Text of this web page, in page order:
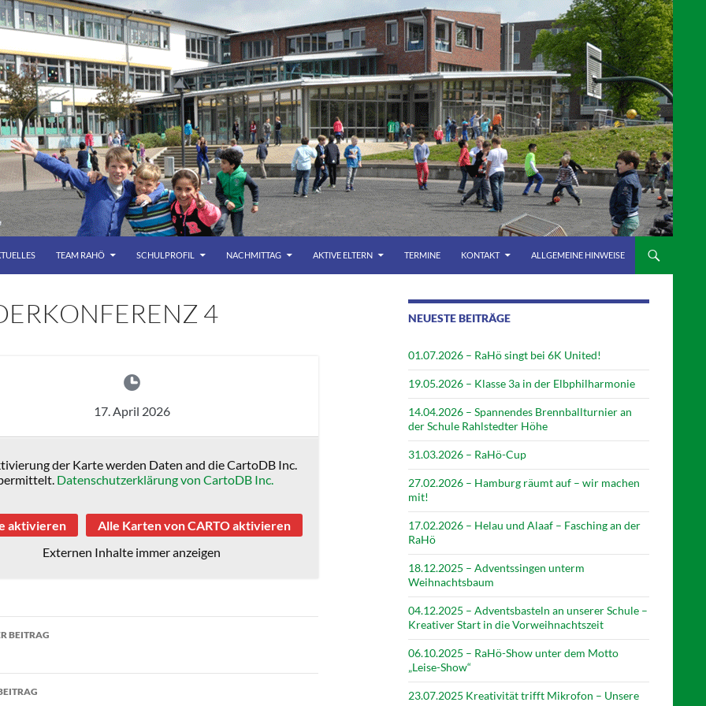
TEAM RAHÖ SCHULPROFIL NACHMITTAG AKTIVE ELTERN TERMINE KONTAKT ALLGEMEINE HINWEISE
4
17. April 2026
der Karte werden Daten and die CartoDB Inc.
Datenschutzerklärung von CartoDB Inc.
aktivieren
Alle Karten von CARTO aktivieren
Externen Inhalte immer anzeigen
BEITRAG
NEUESTE BEITRÄGE
01.07.2026 – RaHö singt bei 6K United!
19.05.2026 – Klasse 3a in der Elbphilharmonie
14.04.2026 – Spannendes Brennballturnier an
der Schule Rahlstedter Höhe
31.03.2026 – RaHö-Cup
27.02.2026 – Hamburg räumt auf – wir machen
mit!
17.02.2026 – Helau und Alaaf – Fasching an der
RaHö
18.12.2025 – Adventssingen unterm
Weihnachtsbaum
04.12.2025 – Adventsbasteln an unserer Schule –
Kreativer Start in die Vorweihnachtszeit
06.10.2025 – RaHö-Show unter dem Motto
„Leise-Show“
23.07.2025 Kreativität trifft Mikrofon – Unsere